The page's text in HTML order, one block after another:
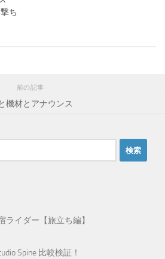
ち
前の記事
機材とアナウンス
イダー【旅立ち編】
Spine 比較検証！